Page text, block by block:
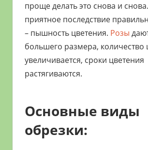
проще делать это снова и
приятное последствие
– пышность цветения. Розы
большего размера, количество
увеличивается, сроки цветения
растягиваются.
Основные виды
обрезки: